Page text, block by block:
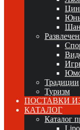
Традиции
Туризм
ПОСТАВКИ
КАТАЛОГ
Каталог